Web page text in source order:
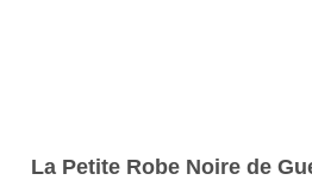
La Petite Robe Noire de